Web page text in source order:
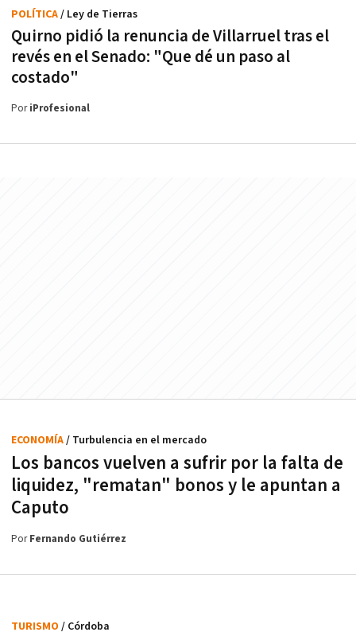
Quirno pidió la renuncia de Villarruel tras el
revés en el Senado: "Que dé un paso al
costado"
POLÍTICA/ Ley de Tierras
PoriProfesional
Los bancos vuelven a sufrir por la falta de
liquidez, "rematan" bonos y le apuntan a
Caputo
ECONOMÍA/ Turbulencia en el mercado
PorFernando Gutiérrez
TURISMO / Córdoba